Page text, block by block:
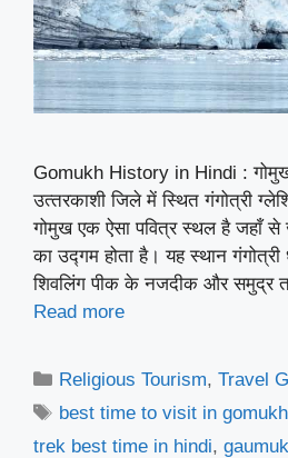
Gomukh History in Hindi :
उत्‍तरकाशी जिले में स्थित गंगोत्री
गोमुख एक ऐसा पवित्र स्थल है जहाँ से
का उद्गम होता है। यह स्थान
शिवलिंग पीक के नजदीक और समुद्र
Read more
Categories
Religious Tourism,Travel
Tags
best time to visit in
trek best time in hindi,